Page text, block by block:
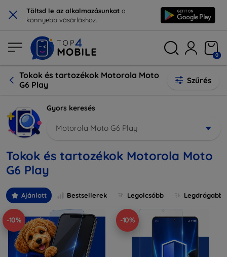
× Töltsd le az alkalmazásunkat a
könnyebb vásárláshoz.
0
Tokok és tartozékok Motorola Moto
G6 Play
Szűrés
Gyors keresés
Motorola Moto G6 Play
Tokok és tartozékok Motorola Moto
G6 Play
Ajánlott Bestsellerek Legolcsóbb Legdrágabb
-10% -10%